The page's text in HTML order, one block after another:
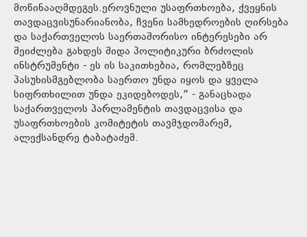
მოწინააღმდეგეს.ეროვნული უსაფრთხოება, ქვეყნის
თავდაცვისუნარიანობა, ჩვენი სამხედროების ღირსება
და საქართველოს საერთაშორისო ინტერესები არ
შეიძლება გახდეს შიდა პოლიტიკური ბრძოლის
ინსტრუმენტი - ეს ის საკითხებია, რომლებზეც
პასუხისმგებლობა საერთო უნდა იყოს და ყველა
სიფრთხილით უნდა ეკიდებოდეს,” - განაცხადა
საქართველოს პარლამენტის თავდაცვისა და
უსაფრთხოების კომიტეტის თავმჯდომარემ,
ალექსანდრე ტაბატაძემ.